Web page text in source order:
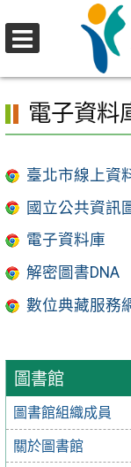
至
容
行政單位
圖書館
圖書館組織成員
關於圖書館
電子資料
臺北市線上資
國立公共資訊
電子資料庫
解密圖書DNA
數位典藏服務
選
單